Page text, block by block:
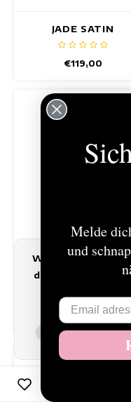
JADE SATIN
AUBERGINE TOP
€119,00
TOP
€119,00
Produkte
Wir benutzen
den Webshop zu
Ja
Für
bitte
Melde
und